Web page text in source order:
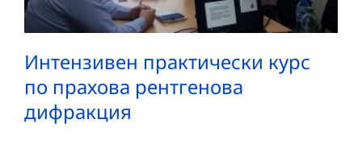
Интензивен практически курс
по прахова рентгенова
дифракция